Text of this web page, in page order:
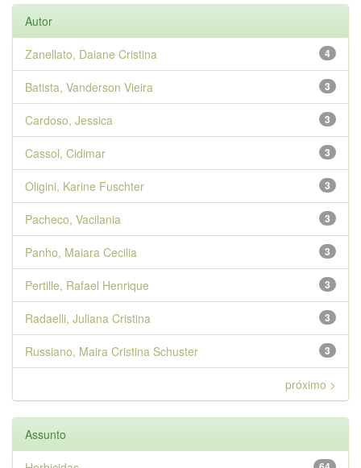
Autor
4
Zanellato, Daiane Cristina
3
Batista, Vanderson Vieira
3
Cardoso, Jessica
3
Cassol, Cidimar
3
Oligini, Karine Fuschter
3
Pacheco, Vacilania
3
Panho, Maiara Cecilia
3
Pertille, Rafael Henrique
3
Radaelli, Juliana Cristina
3
Russiano, Maira Cristina Schuster
próximo >
Assunto